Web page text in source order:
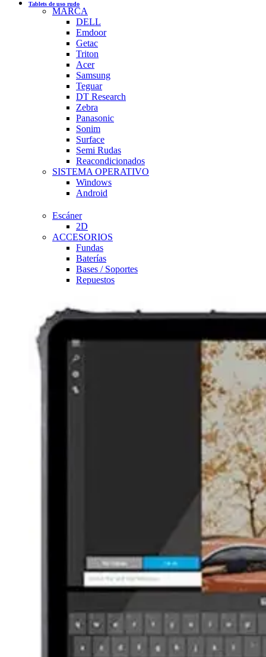
Tablets de uso rudo
MARCA
DELL
Emdoor
Getac
Triton
Acer
Samsung
Teguar
DT Research
Zebra
Panasonic
Sonim
Surface
Semi Rudas
Reacondicionados
SISTEMA OPERATIVO
Windows
Android
Escáner
2D
ACCESORIOS
Fundas
Baterías
Bases / Soportes
Repuestos